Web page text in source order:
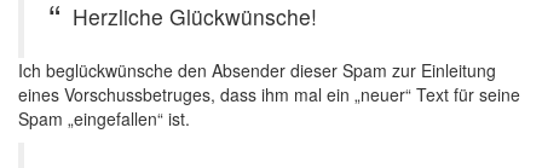
Herzliche Glückwünsche!
Ich beglückwünsche den Absender dieser Spam zur Einleitung
eines Vorschussbetruges, dass ihm mal ein „neuer“ Text für seine
Spam „eingefallen“ ist.